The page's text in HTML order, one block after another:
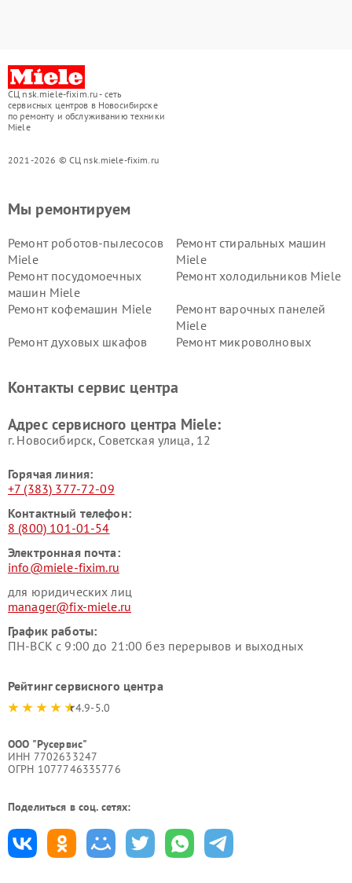
СЦ nsk.miele-fixim.ru - сеть
сервисных центров в Новосибирске
по ремонту и обслуживанию техники
Miele
2021-2026 © СЦ nsk.miele-fixim.ru
Мы ремонтируем
Ремонт роботов-пылесосов
Miele
Ремонт стиральных машин
Miele
Ремонт посудомоечных
машин Miele
Ремонт холодильников Miele
Ремонт кофемашин Miele
Ремонт варочных панелей
Miele
Ремонт духовых шкафов
Ремонт микроволновых
Miele
Miele
пылесосов Miele
Контакты сервис центра
Адрес сервисного центра Miele:
г. Новосибирск, Советская улица, 12
Горячая линия:
+7 (383) 377-72-09
Контактный телефон:
8 (800) 101-01-54
Электронная почта:
info@miele-fixim.ru
для юридических лиц
manager@fix-miele.ru
График работы:
ПН-ВСК с 9:00 до 21:00 без перерывов и выходных
Рейтинг сервисного центра
4.9-5.0
ООО "Русервис"
ИНН 7702633247
ОГРН 1077746335776
Поделиться в соц. сетях: